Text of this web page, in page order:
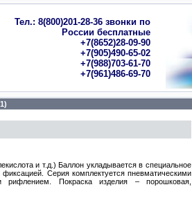
Тел.: 8(800)201-28-36 звонки по
России бесплатные
+7(8652)28-09-90
+7(905)490-65-02
+7(988)703-61-70
+7(961)486-69-70
и т.д.) Баллон укладывается в специальное
Серия комплектуется пневматическими
Покраска изделия – порошковая,